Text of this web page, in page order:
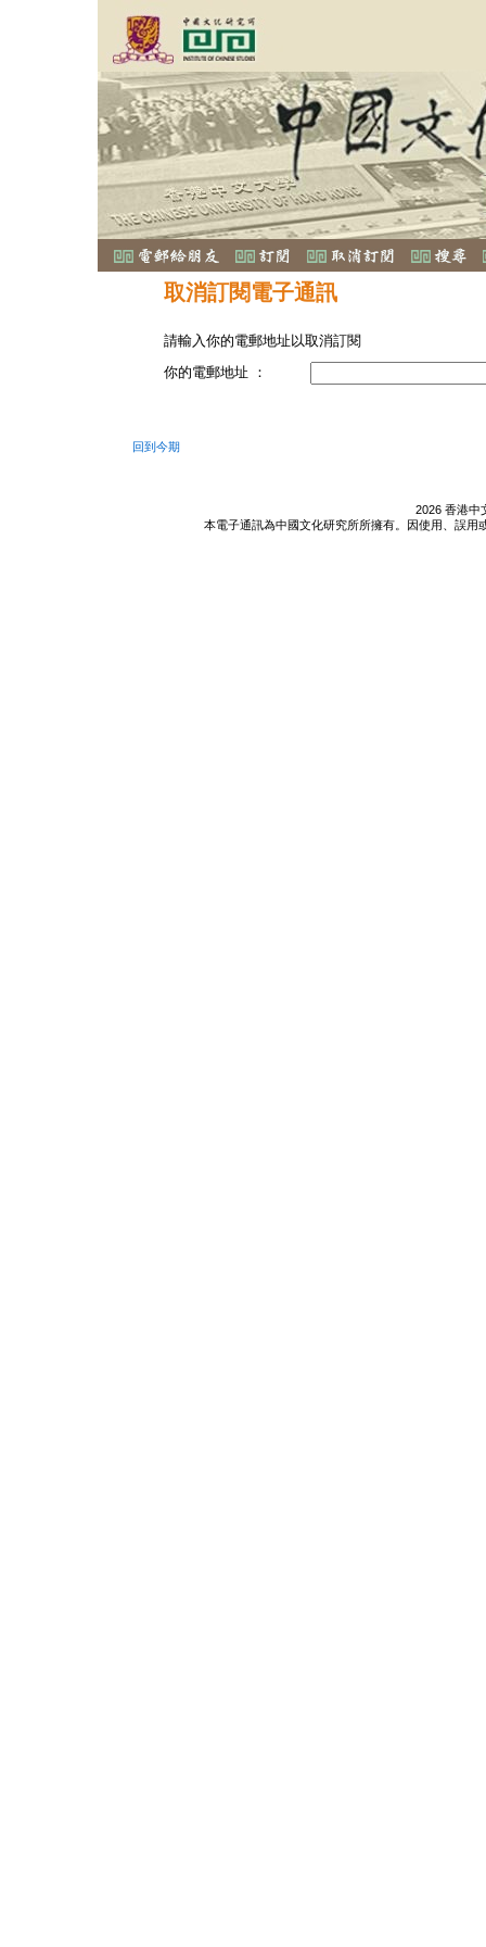
取消訂閱電子通訊
請輸入你的電郵地址以取消訂閱
你的電郵地址 ：
回到今期
2026 香港中
本電子通訊為中國文化研究所所擁有。因使用、誤